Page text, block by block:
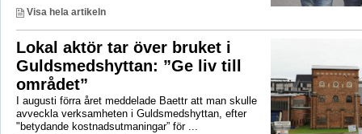
Visa hela artikeln
Lokal aktör tar över bruket i
Guldsmedshyttan: ”Ge liv till
området”
I augusti förra året meddelade Baettr att man skulle
avveckla verksamheten i Guldsmedshyttan, efter
"betydande kostnadsutmaningar” för ...